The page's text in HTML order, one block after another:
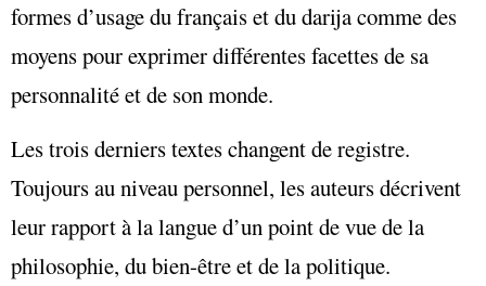
formes d’usage du français et du darija comme des
moyens pour exprimer différentes facettes de sa
personnalité et de son monde.
Les trois derniers textes changent de registre.
Toujours au niveau personnel, les auteurs décrivent
leur rapport à la langue d’un point de vue de la
philosophie, du bien-être et de la politique.